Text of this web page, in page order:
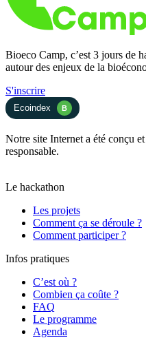
Bioeco Camp, c’est 3 jours de
autour des enjeux de la
S'inscrire
Ecoindex B
Notre site Internet a été conçu
responsable.
Le hackathon
Les projets
Comment ça se déroule ?
Comment participer ?
Infos pratiques
C’est où ?
Combien ça coûte ?
FAQ
Le programme
Agenda